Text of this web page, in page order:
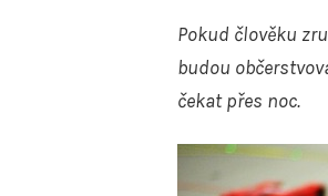
Pokud člověku
budou
čekat přes noc.